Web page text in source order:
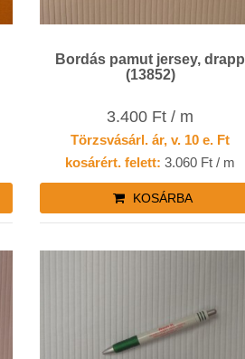
Bordás pamut jersey, drapp
(13852)
3.400 Ft / m
Törzsvásárl. ár, v. 10 e. Ft
kosárért. felett: 3.060 Ft / m
KOSÁRBA